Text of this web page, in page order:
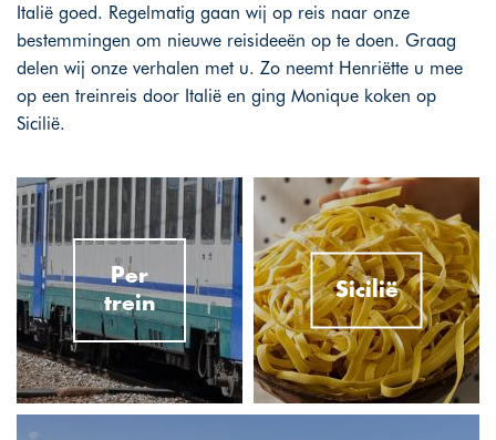
Italië goed. Regelmatig gaan wij op reis naar onze
bestemmingen om nieuwe reisideeën op te doen. Graag
delen wij onze verhalen met u. Zo neemt Henriëtte u mee
op een treinreis door Italië en ging Monique koken op
Sicilië.
Per
trein
Sicilië